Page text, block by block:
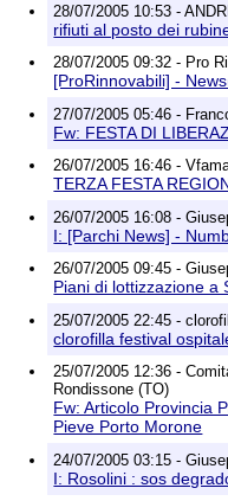
Richieste di rimozione
28/07/2005 10:53 -
rifiuti al posto dei
28/07/2005 09:32 - Pro
[ProRinnovabili] -
27/07/2005 05:46 -
Fw: FESTA DI
26/07/2005 16:46 -
TERZA FESTA
26/07/2005 16:08 -
I: [Parchi News] -
26/07/2005 09:45 -
Piani di lottizzazione a
25/07/2005 22:45 -
clorofilla festival
25/07/2005 12:36 -
Rondissone (TO)
Fw: Articolo Provincia
Pieve Porto Morone
24/07/2005 03:15 -
I: Rosolini : sos